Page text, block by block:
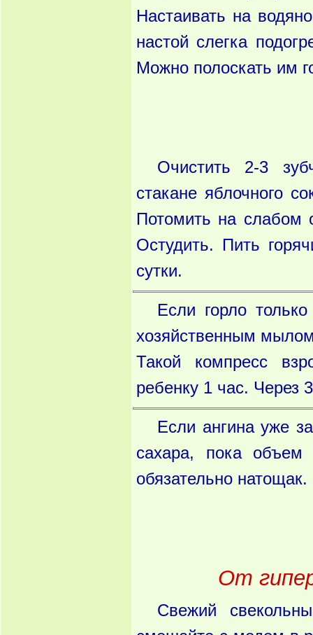
Настаивать на
настой слегка
Можно полоскать им
Очистить 2-3
стакане яблочного
Потомить на слабом
Остудить. Пить
сутки.
Если горло
хозяйственным
Такой компресс
ребенку 1 час. Через
Если ангина уже
сахара, пока
обязательно натощак.
От
Свежий